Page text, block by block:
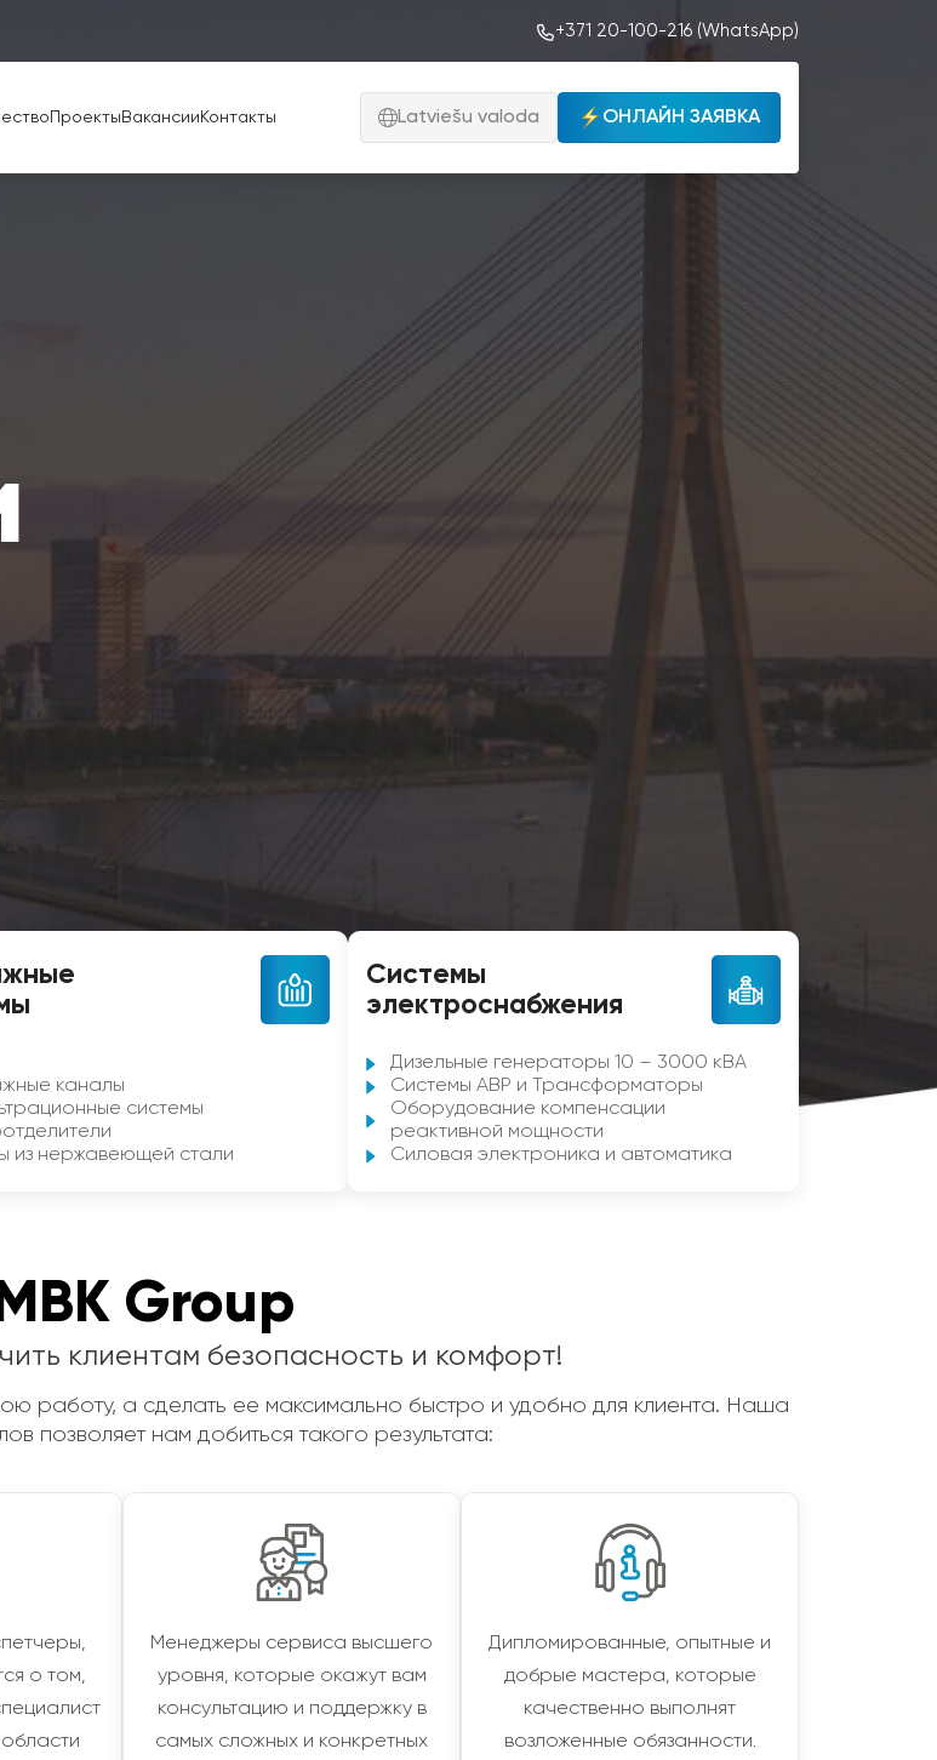
+371 20-100-216 (WhatsApp)
Проекты Вакансии Контакты Latviešu valoda ОНЛАЙН ЗАЯВКА
каналы
системы
из нержавеющей стали
Системы
электроснабжения
Дизельные генераторы 10 – 3000 кВА
Системы АВР и Трансформаторы
Оборудование компенсации
реактивной мощности
Силовая электроника и автоматика
Group
клиентам безопасность и комфорт!
работу, а сделать ее максимально быстро и удобно для клиента. Наша
позволяет нам добиться такого результата:
о том,
Менеджеры сервиса высшего
уровня, которые окажут вам
консультацию и поддержку в
самых сложных и конкретных
Дипломированные, опытные и
добрые мастера, которые
качественно выполнят
возложенные обязанности.